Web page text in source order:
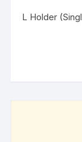
L Holder